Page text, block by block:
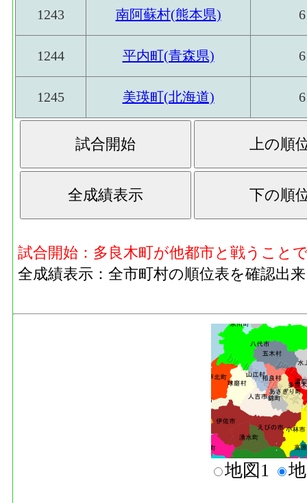
1243 南阿蘇村(熊本県)
1244 平内町(青森県)
1245 美瑛町(北海道)
試合開始：多良木町が他都市と戦うこと
全成績表示：全市町村の順位表を確認出
地図1